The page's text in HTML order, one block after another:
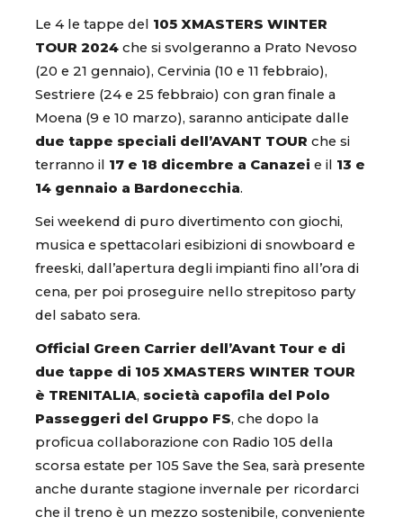
Le 4 le tappe del 105 XMASTERS WINTER
TOUR 2024 che si svolgeranno a Prato Nevoso
(20 e 21 gennaio), Cervinia (10 e 11 febbraio),
Sestriere (24 e 25 febbraio) con gran finale a
Moena (9 e 10 marzo), saranno anticipate dalle
due tappe speciali dell’AVANT TOUR che si
terranno il 17 e 18 dicembre a Canazei e il 13 e
14 gennaio a Bardonecchia.
Sei weekend di puro divertimento con giochi,
musica e spettacolari esibizioni di snowboard e
freeski, dall’apertura degli impianti fino all’ora di
cena, per poi proseguire nello strepitoso party
del sabato sera.
Official Green Carrier dell’Avant Tour e di
due tappe di 105 XMASTERS WINTER TOUR
è TRENITALIA, società capofila del Polo
Passeggeri del Gruppo FS, che dopo la
proficua collaborazione con Radio 105 della
scorsa estate per 105 Save the Sea, sarà presente
anche durante stagione invernale per ricordarci
che il treno è un mezzo sostenibile, conveniente